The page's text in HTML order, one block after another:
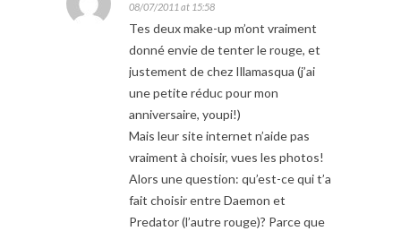
08/07/2011 at 15:58
Tes deux make-up m’ont vraiment
donné envie de tenter le rouge, et
justement de chez Illamasqua (j’ai
une petite réduc pour mon
anniversaire, youpi!)
Mais leur site internet n’aide pas
vraiment à choisir, vues les photos!
Alors une question: qu’est-ce qui t’a
fait choisir entre Daemon et
Predator (l’autre rouge)? Parce que